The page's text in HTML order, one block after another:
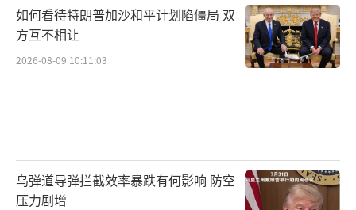
如何看待特朗普加沙和平计划陷僵局 双
方互不相让
2026-08-09 10:11:03
乌弹道导弹拦截效率暴跌有何影响 防空
压力剧增